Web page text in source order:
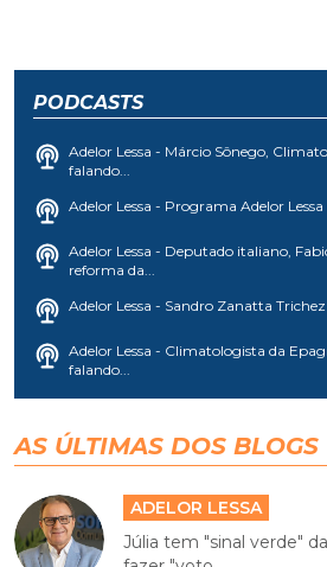
PODCASTS
Adelor Lessa - Márcio Sônego,
falando...
Adelor Lessa - Programa Adelor
Adelor Lessa - Deputado italiano,
reforma da...
Adelor Lessa - Sandro Zanatta
Adelor Lessa - Climatologista da
falando...
AS ÚLTIMAS DOS BLOGS
ADELOR LESSA
Júlia tem "sinal verde"